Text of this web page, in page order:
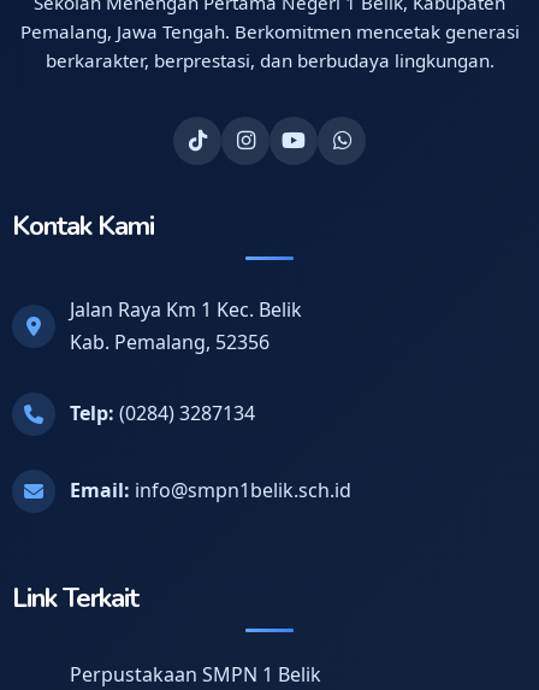
Pemalang, Jawa Tengah. Berkomitmen mencetak generasi
berkarakter, berprestasi, dan berbudaya lingkungan.
Kontak Kami
Jalan Raya Km 1 Kec. Belik
Kab. Pemalang, 52356
Telp: (0284) 3287134
Email: info@smpn1belik.sch.id
Link Terkait
Perpustakaan SMPN 1 Belik